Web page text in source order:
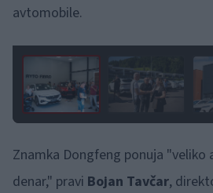
avtomobile.
Znamka Dongfeng ponuja "veliko
denar," pravi Bojan Tavčar,